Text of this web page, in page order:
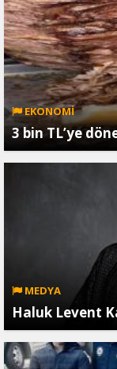
EKONOMİ
3 bin TL’ye
MEDYA
Haluk Levent